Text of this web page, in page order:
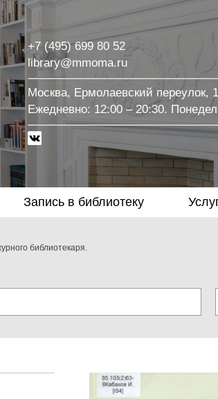
+7 (495) 699 80 52
library@mmoma.ru
Москва, Ермолаевский переулок,
Eжедневно: 12:00 – 20:30.
Запись в библиотеку
библиотекаря.